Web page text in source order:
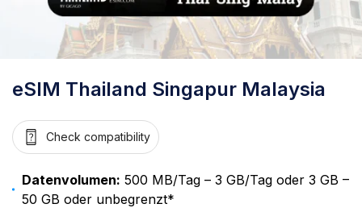
eSIM Thailand Singapur Malaysia
Check compatibility
Datenvolumen: 500 MB/Tag – 3 GB/Tag oder 3 GB –
50 GB oder unbegrenzt*